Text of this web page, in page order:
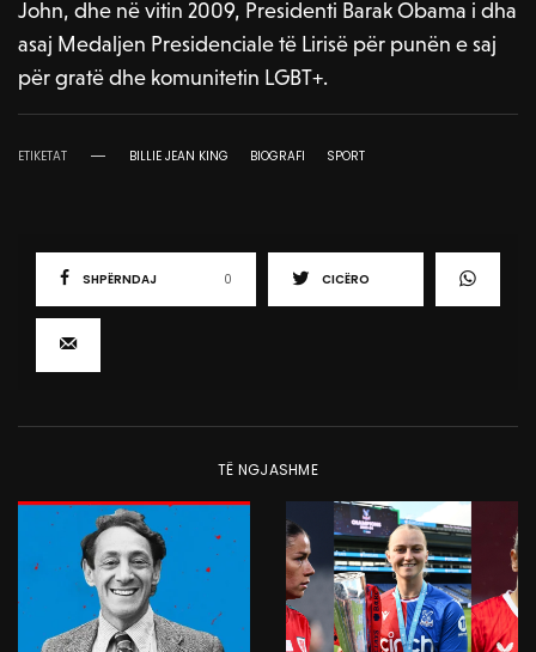
John, dhe në vitin 2009, Presidenti Barak Obama i dha
asaj Medaljen Presidenciale të Lirisë për punën e saj
për gratë dhe komunitetin LGBT+.
ETIKETAT BILLIE JEAN KING BIOGRAFI SPORT
SHPËRNDAJ 0 CICËRO
TË NGJASHME